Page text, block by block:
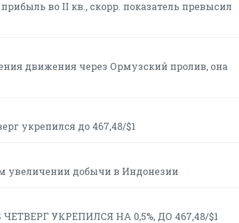
во II кв., скорр. показатель превысил
движения через Ормузский пролив, она
укрепился до 467,48/$1
увеличении добычи в Индонезии
УКРЕПИЛСЯ НА 0,5%, ДО 467,48/$1